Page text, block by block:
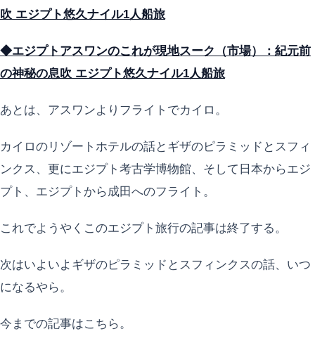
吹 エジプト悠久ナイル1人船旅
◆エジプトアスワンのこれが現地スーク（市場）：紀元前
の神秘の息吹 エジプト悠久ナイル1人船旅
あとは、アスワンよりフライトでカイロ。
カイロのリゾートホテルの話とギザのピラミッドとスフィ
ンクス、更にエジプト考古学博物館、そして日本からエジ
プト、エジプトから成田へのフライト。
これでようやくこのエジプト旅行の記事は終了する。
次はいよいよギザのピラミッドとスフィンクスの話、いつ
になるやら。
今までの記事はこちら。